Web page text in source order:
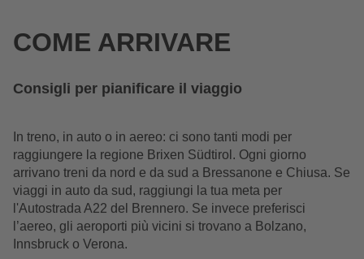
COME ARRIVARE
Consigli per pianificare il viaggio
In treno, in auto o in aereo: ci sono tanti modi per
raggiungere la regione Brixen Südtirol. Ogni giorno
arrivano treni da nord e da sud a Bressanone e Chiusa. Se
viaggi in auto da sud, raggiungi la tua meta per
l'Autostrada A22 del Brennero. Se invece preferisci
l’aereo, gli aeroporti più vicini si trovano a Bolzano,
Innsbruck o Verona.